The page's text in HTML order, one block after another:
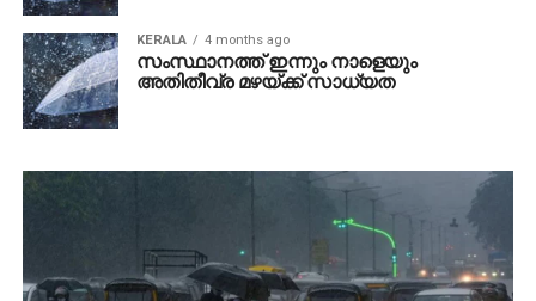
KERALA 4 months ago
സംസ്ഥാനത്ത് ഇന്നും നാളെയും
അതിതീവ്ര മഴയ്ക്ക് സാധ്യത